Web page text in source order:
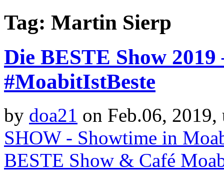
Tag: Martin Sierp
Die BESTE Show
#MoabitIstBeste
by doa21 on Feb.06,
SHOW - Showtime in
BESTE Show & Café